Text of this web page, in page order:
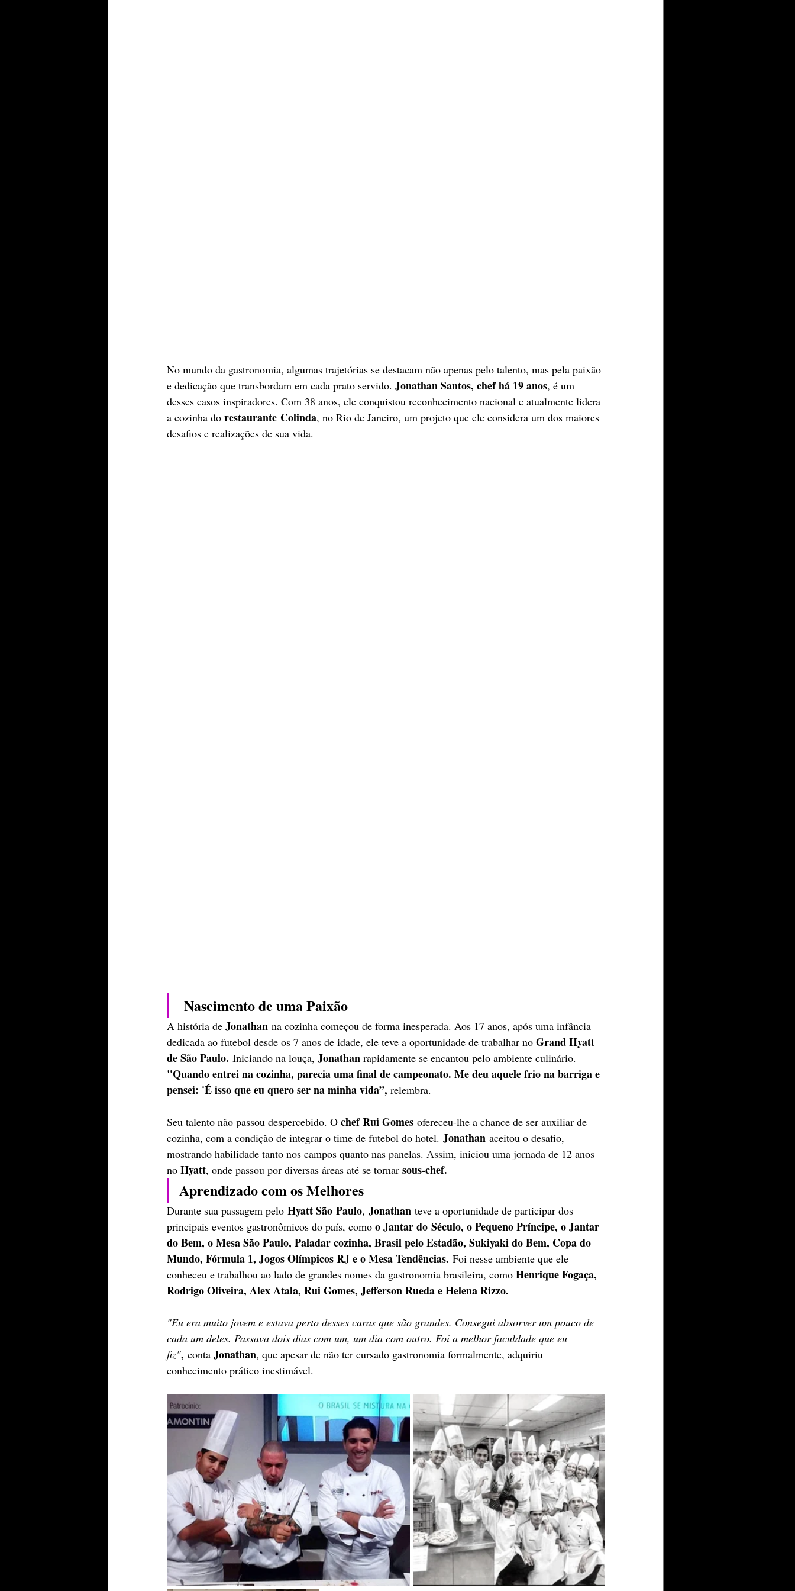
No mundo da gastronomia, algumas trajetórias se destacam não apenas pelo talento, mas pela paixão
e dedicação que transbordam em cada prato servido. Jonathan Santos, chef há 19 anos, é um
desses casos inspiradores. Com 38 anos, ele conquistou reconhecimento nacional e atualmente lidera
a cozinha do restaurante Colinda, no Rio de Janeiro, um projeto que ele considera um dos maiores
desafios e realizações de sua vida.
Nascimento de uma Paixão
A história de Jonathan na cozinha começou de forma inesperada. Aos 17 anos, após uma infância
dedicada ao futebol desde os 7 anos de idade, ele teve a oportunidade de trabalhar no Grand Hyatt
de São Paulo. Iniciando na louça, Jonathan rapidamente se encantou pelo ambiente culinário.
"Quando entrei na cozinha, parecia uma final de campeonato. Me deu aquele frio na barriga e
pensei: 'É isso que eu quero ser na minha vida”, relembra.
Seu talento não passou despercebido. O chef Rui Gomes ofereceu-lhe a chance de ser auxiliar de
cozinha, com a condição de integrar o time de futebol do hotel. Jonathan aceitou o desafio,
mostrando habilidade tanto nos campos quanto nas panelas. Assim, iniciou uma jornada de 12 anos
no Hyatt, onde passou por diversas áreas até se tornar sous-chef.
Aprendizado com os Melhores
Durante sua passagem pelo Hyatt São Paulo, Jonathan teve a oportunidade de participar dos
principais eventos gastronômicos do país, como o Jantar do Século, o Pequeno Príncipe, o Jantar
do Bem, o Mesa São Paulo, Paladar cozinha, Brasil pelo Estadão, Sukiyaki do Bem, Copa do
Mundo, Fórmula 1, Jogos Olímpicos RJ e o Mesa Tendências. Foi nesse ambiente que ele
conheceu e trabalhou ao lado de grandes nomes da gastronomia brasileira, como Henrique Fogaça,
Rodrigo Oliveira, Alex Atala, Rui Gomes, Jefferson Rueda e Helena Rizzo.
"Eu era muito jovem e estava perto desses caras que são grandes. Consegui absorver um pouco de
cada um deles. Passava dois dias com um, um dia com outro. Foi a melhor faculdade que eu
fiz", conta Jonathan, que apesar de não ter cursado gastronomia formalmente, adquiriu
conhecimento prático inestimável.